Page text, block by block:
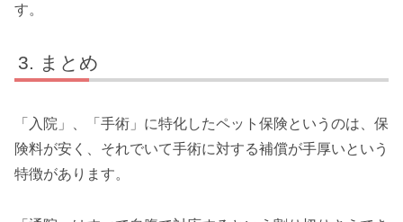
す。
まとめ
「入院」、「手術」に特化したペット保険というのは、保
険料が安く、それでいて手術に対する補償が手厚いという
特徴があります。